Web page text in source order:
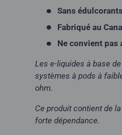
Sans
Fabriqué au
Ne convient pas
Les e-liquides à base
systèmes à pods à
ohm.
Ce produit contient de
forte dépendance.